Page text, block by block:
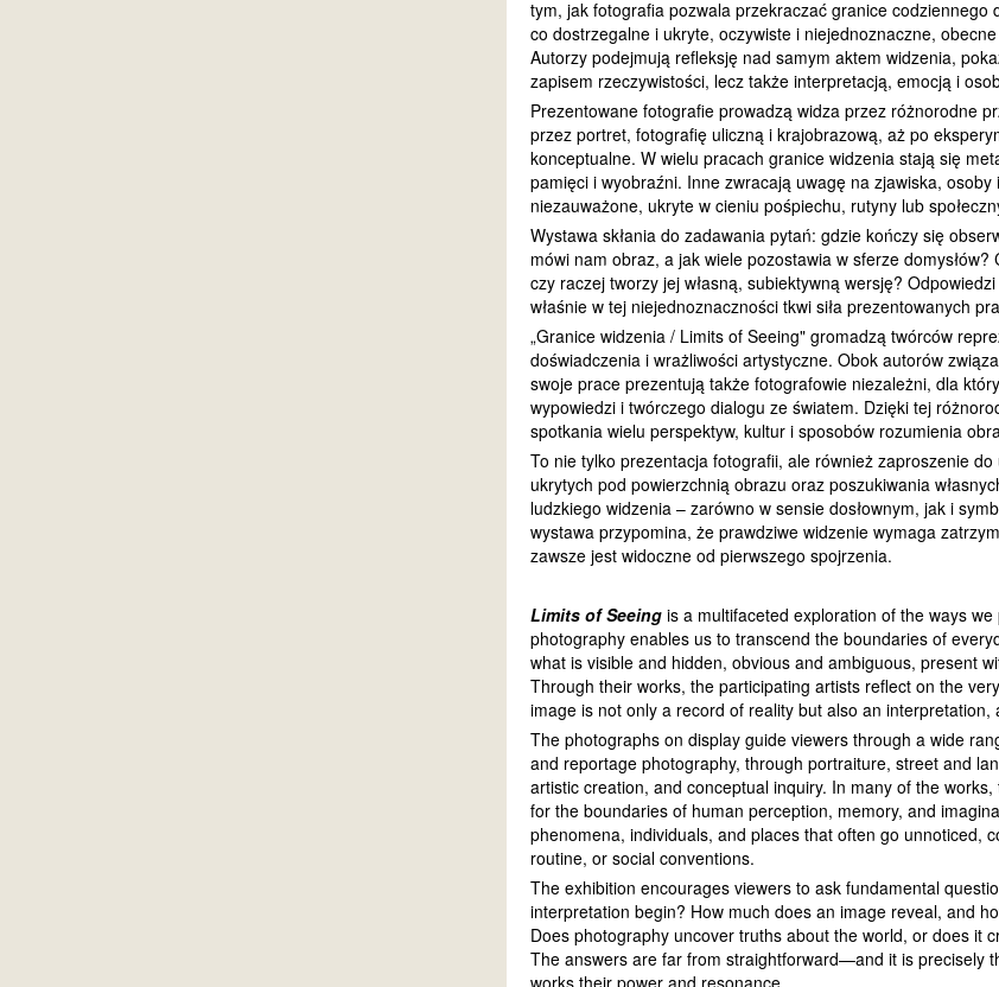
tym, jak fotografia pozwala przekraczać granice codziennego
co dostrzegalne i ukryte, oczywiste i niejednoznaczne,
Autorzy podejmują refleksję nad samym aktem widzenia,
zapisem rzeczywistości, lecz także interpretacją, emocją i
Prezentowane fotografie prowadzą widza przez różnorodne
przez portret, fotografię uliczną i krajobrazową, aż po
konceptualne. W wielu pracach granice widzenia stają się
pamięci i wyobraźni. Inne zwracają uwagę na zjawiska,
niezauważone, ukryte w cieniu pośpiechu, rutyny lub
Wystawa skłania do zadawania pytań: gdzie kończy się
mówi nam obraz, a jak wiele pozostawia w sferze
czy raczej tworzy jej własną, subiektywną wersję?
właśnie w tej niejednoznaczności tkwi siła prezentowanych
„Granice widzenia / Limits of Seeing" gromadzą twórców
doświadczenia i wrażliwości artystyczne. Obok autorów
swoje prace prezentują także fotografowie niezależni, dla
wypowiedzi i twórczego dialogu ze światem. Dzięki tej
spotkania wielu perspektyw, kultur i sposobów rozumienia
To nie tylko prezentacja fotografii, ale również zaproszenie
ukrytych pod powierzchnią obrazu oraz poszukiwania
ludzkiego widzenia – zarówno w sensie dosłownym, jak i
wystawa przypomina, że prawdziwe widzenie wymaga
zawsze jest widoczne od pierwszego spojrzenia.
Limits of Seeing is a multifaceted exploration of the ways
photography enables us to transcend the boundaries of
what is visible and hidden, obvious and ambiguous, present
Through their works, the participating artists reflect on the
image is not only a record of reality but also an
The photographs on display guide viewers through a wide
and reportage photography, through portraiture, street and
artistic creation, and conceptual inquiry. In many of the
for the boundaries of human perception, memory, and
phenomena, individuals, and places that often go unnoticed,
routine, or social conventions.
The exhibition encourages viewers to ask fundamental
interpretation begin? How much does an image reveal, and
Does photography uncover truths about the world, or does it
The answers are far from straightforward—and it is precisely
works their power and resonance.